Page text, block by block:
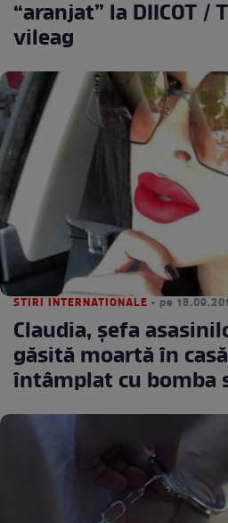
“aranjat” la DIICOT
vileag
STIRI INTERNATIONALE • pe
Claudia, șefa
găsită moartă în
întâmplat cu bomba